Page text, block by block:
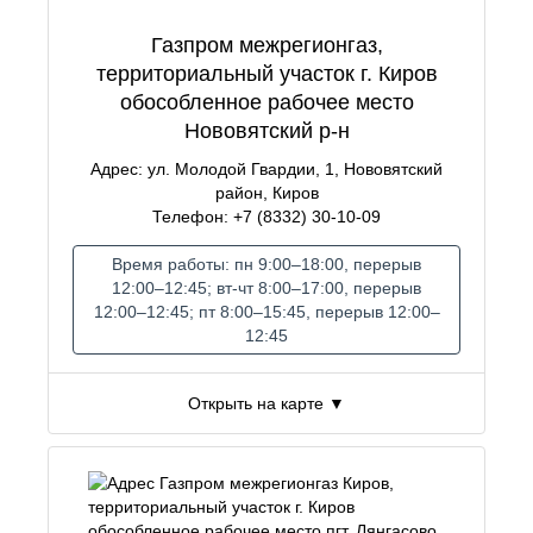
Открыть на карте ▼
Газпром межрегионгаз,
территориальный участок г. Киров
обособленное рабочее место
Нововятский р-н
Адрес: ул. Молодой Гвардии, 1, Нововятский
район, Киров
Телефон: +7 (8332) 30-10-09
Время работы: пн 9:00–18:00, перерыв
12:00–12:45; вт-чт 8:00–17:00, перерыв
12:00–12:45; пт 8:00–15:45, перерыв 12:00–
12:45